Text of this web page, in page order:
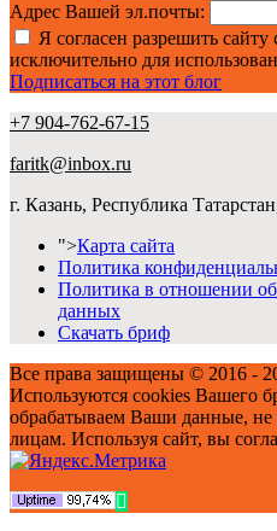
Адрес Вашей эл.почты:
Я согласен разрешить
исключительно для
Подписаться на этот блог
+7 904-762-67-15
faritk@inbox.ru
г. Казань, Республика
">Карта сайта
Политика
Политика в отношении
данных
Скачать бриф
Все права защищены © 2016 -
Используются cookies Вашего
обрабатываем Ваши данные, не
лицам. Используя сайт, вы